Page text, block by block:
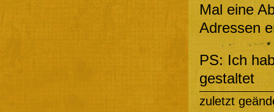
Mal eine
Adressen
PS: Ich
gestaltet
zuletzt